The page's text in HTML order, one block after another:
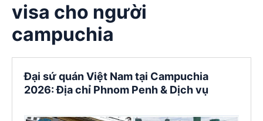
visa cho người
campuchia
Đại sứ quán Việt Nam tại Campuchia
2026: Địa chỉ Phnom Penh & Dịch vụ